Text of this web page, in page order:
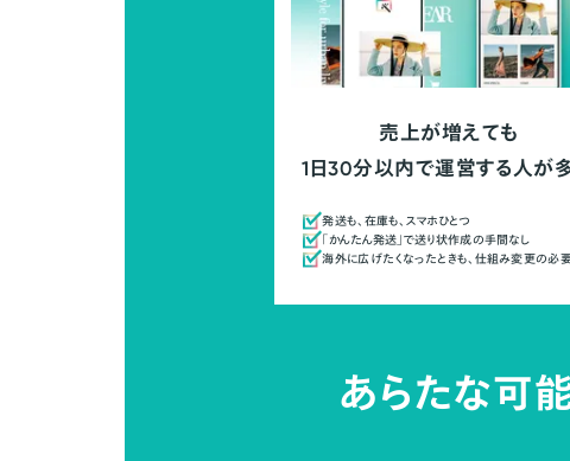
売上が増えても
1日30分以内で運営する人が
発送も、在庫も、スマホひとつ
「かんたん発送」で送り状作成の手間なし
海外に広げたくなったときも、仕組み変更の必
あらたな可